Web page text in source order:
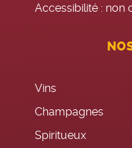
Accessibilité : non
Vins
Champagnes
Spiritueux